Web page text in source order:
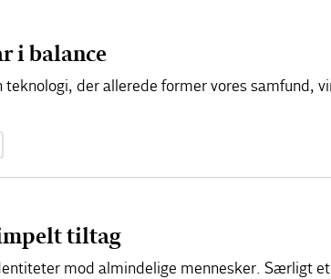
i balance
der allerede former vores samfund,
tiltag
mod almindelige mennesker. Særligt